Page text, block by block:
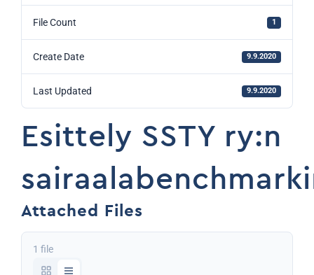
File Count 1
Create Date 9.9.2020
Last Updated 9.9.2020
Esittely SSTY ry:n
Attached Files
1 file